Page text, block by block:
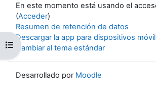
Abrir índice del curso
En este momento está usando el
(Acceder)
Resumen de retención de datos
Descargar la app para dispositivos
Cambiar al tema estándar
Desarrollado por Moodle